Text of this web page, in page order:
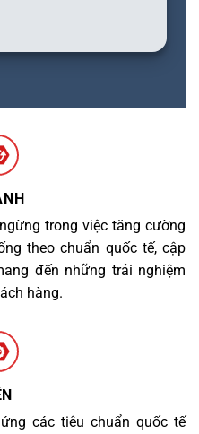
trong việc tăng cường
theo chuẩn quốc tế, cập
đến những trải nghiệm
hàng.
các tiêu chuẩn quốc tế